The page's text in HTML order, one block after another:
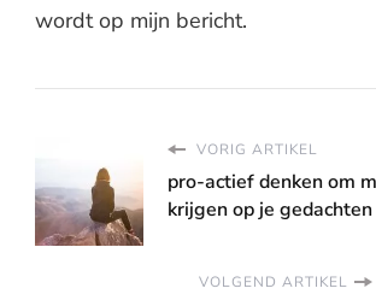
wordt op mijn bericht.
VORIG ARTIKEL
pro-actief denken om
krijgen op je gedachten
VOLGEND ARTIKEL